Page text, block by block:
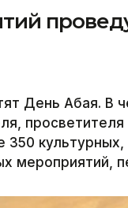
День Абая. В
мероприятий,